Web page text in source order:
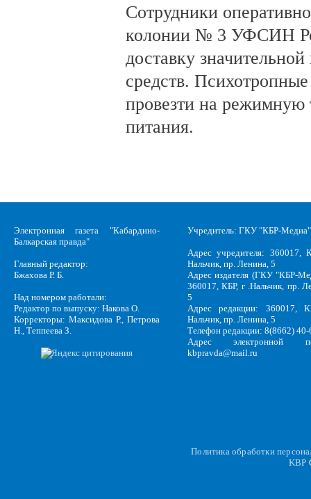
Сотрудники
колонии № 3 УФСИН
доставку
средств.
провезти на режимную
питания.
Электронная газета "Кабардино-
Балкарская правда"
Главный редактор:
Бжахова Р. Б.
Над номером работали:
Редактор по выпуску: Накова О.
Корректоры: Максидова Р., Петрова
Н., Теппеева З.
Учредитель: ГКУ "КБР-Медиа"
Адрес учредителя: 360017,
Нальчик, пр. Ленина, 5
Адрес издателя (ГКУ "КБР-
360017, КБР, г .Нальчик, пр.
5
Адрес редакции: 360017,
Нальчик, пр. Ленина, 5
Телефон редакции: 8(8662)
Адрес электронной
kbpravda@mail.ru
Политика обработки
KBP